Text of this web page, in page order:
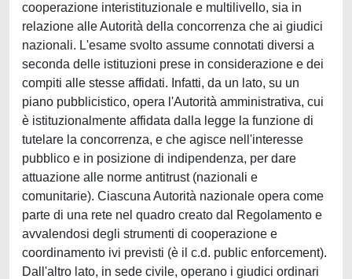
cooperazione interistituzionale e multilivello, sia in
relazione alle Autorità della concorrenza che ai giudici
nazionali. L'esame svolto assume connotati diversi a
seconda delle istituzioni prese in considerazione e dei
compiti alle stesse affidati. Infatti, da un lato, su un
piano pubblicistico, opera l'Autorità amministrativa, cui
è istituzionalmente affidata dalla legge la funzione di
tutelare la concorrenza, e che agisce nell'interesse
pubblico e in posizione di indipendenza, per dare
attuazione alle norme antitrust (nazionali e
comunitarie). Ciascuna Autorità nazionale opera come
parte di una rete nel quadro creato dal Regolamento e
avvalendosi degli strumenti di cooperazione e
coordinamento ivi previsti (è il c.d. public enforcement).
Dall'altro lato, in sede civile, operano i giudici ordinari